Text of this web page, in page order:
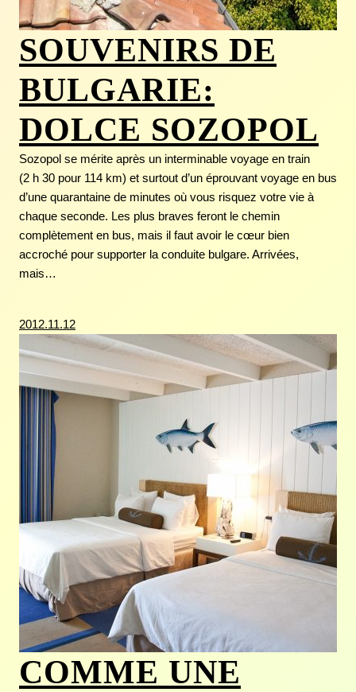
SOUVENIRS DE
BULGARIE:
DOLCE SOZOPOL
Sozopol se mérite après un interminable voyage en train
(2 h 30 pour 114 km) et surtout d’un éprouvant voyage en bus
d’une quarantaine de minutes où vous risquez votre vie à
chaque seconde. Les plus braves feront le chemin
complètement en bus, mais il faut avoir le cœur bien
accroché pour supporter la conduite bulgare. Arrivées,
mais…
2012.11.12
COMME UNE